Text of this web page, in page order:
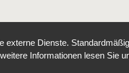
Dienste.
Informationen lesen Sie